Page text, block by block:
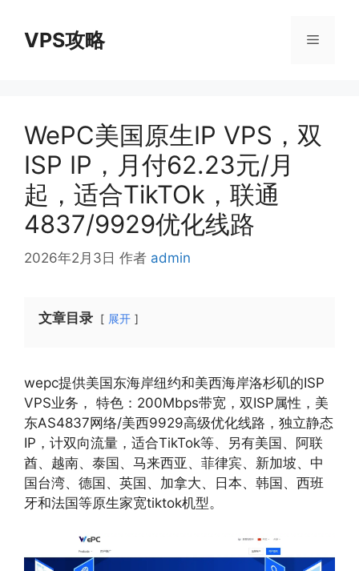
VPS攻略 菜
WePC美国原生IP VPS，双
ISP IP，月付62.23元/月
起，适合TikTOk，联通
4837/9929优化线路
2026年2月3日 作者 admin
文章目录 展开
wepc提供美国东海岸纽约和美西海岸洛杉矶的ISP
VPS业务， 特色：200Mbps带宽，双ISP属性，美
东AS4837网络/美西9929高级优化线路，独立静态
IP，计双向流量，适合TikTok等、另有美国、阿联
酋、越南、泰国、马来西亚、菲律宾、新加坡、中
国台湾、德国、英国、加拿大、日本、韩国、西班
牙和法国等原生家宽tiktok机型。